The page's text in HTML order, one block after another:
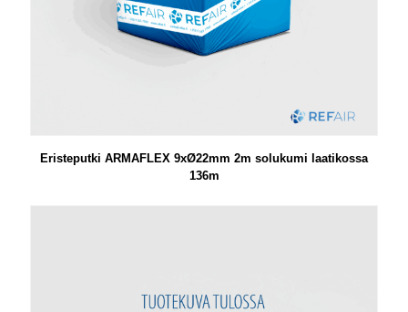
Eristeputki ARMAFLEX 9xØ22mm 2m solukumi laatikossa
136m